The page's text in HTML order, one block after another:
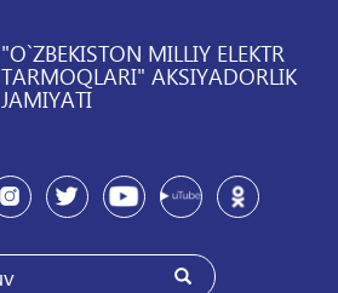
"O`ZBEKISTON MILLIY ELEKTR
TARMOQLARI" AKSIYADORLIK
JAMIYATI